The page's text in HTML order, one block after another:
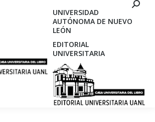
UNIVERSIDAD
AUTÓNOMA DE NUEVO
LEÓN
EDITORIAL
UNIVERSITARIA